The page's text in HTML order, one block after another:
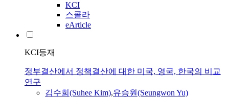
KCI
스콜라
eArticle
KCI등재
정부결산에서 정책결산에 대한 미국, 영국, 한국의 비교
연구
김수희(Suhee Kim),유승원(Seungwon Yu)